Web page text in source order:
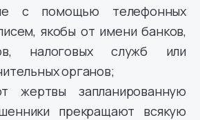
с помощью телефонных
якобы от имени банков,
налоговых служб или
органов;
жертвы запланированную
прекращают всякую